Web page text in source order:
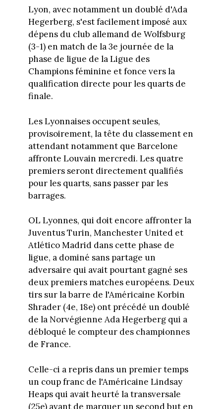
Lyon, avec notamment un doublé d'Ada
Hegerberg, s'est facilement imposé aux
dépens du club allemand de Wolfsburg
(3-1) en match de la 3e journée de la
phase de ligue de la Ligue des
Champions féminine et fonce vers la
qualification directe pour les quarts de
finale.
Les Lyonnaises occupent seules,
provisoirement, la tête du classement en
attendant notamment que Barcelone
affronte Louvain mercredi. Les quatre
premiers seront directement qualifiés
pour les quarts, sans passer par les
barrages.
OL Lyonnes, qui doit encore affronter la
Juventus Turin, Manchester United et
Atlético Madrid dans cette phase de
ligue, a dominé sans partage un
adversaire qui avait pourtant gagné ses
deux premiers matches européens. Deux
tirs sur la barre de l'Américaine Korbin
Shrader (4e, 18e) ont précédé un doublé
de la Norvégienne Ada Hegerberg qui a
débloqué le compteur des championnes
de France.
Celle-ci a repris dans un premier temps
un coup franc de l'Américaine Lindsay
Heaps qui avait heurté la transversale
(25e) avant de marquer un second but en